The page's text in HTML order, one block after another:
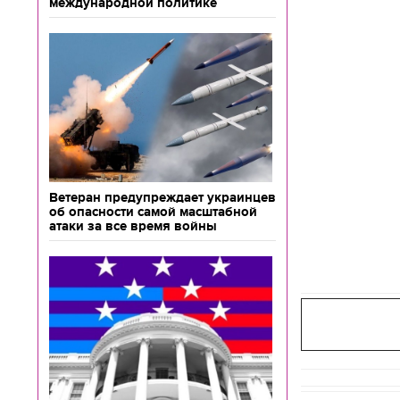
Ветеран предупреждает украинцев
об опасности самой масштабной
атаки за все время войны